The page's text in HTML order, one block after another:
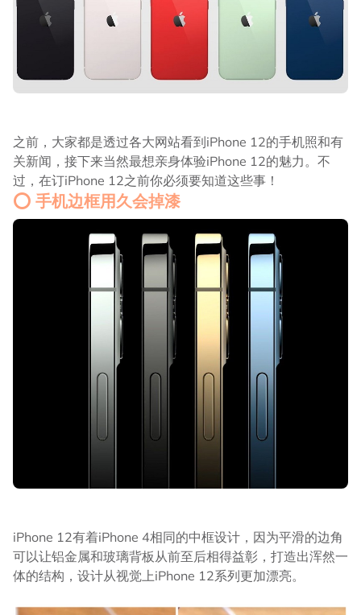
之前，大家都是透过各大网站看到iPhone 12的手机照和有
关新闻，接下来当然最想亲身体验iPhone 12的魅力。不
过，在订iPhone 12之前你必须要知道这些事！
⭕ 手机边框用久会掉漆
iPhone 12有着iPhone 4相同的中框设计，因为平滑的边角
可以让铝金属和玻璃背板从前至后相得益彰，打造出浑然一
体的结构，设计从视觉上iPhone 12系列更加漂亮。